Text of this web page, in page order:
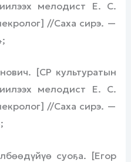
мелодист Е. С.
//Саха сирэ. —
[СР культуратын
мелодист Е. С.
//Саха сирэ. —
суоҕа. [Егор